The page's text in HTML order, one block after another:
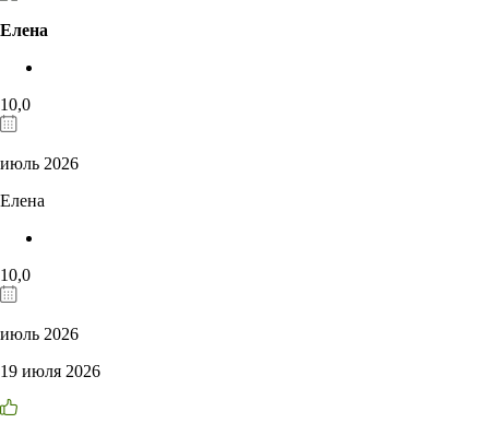
Елена
10,0
июль 2026
Елена
10,0
июль 2026
19 июля 2026